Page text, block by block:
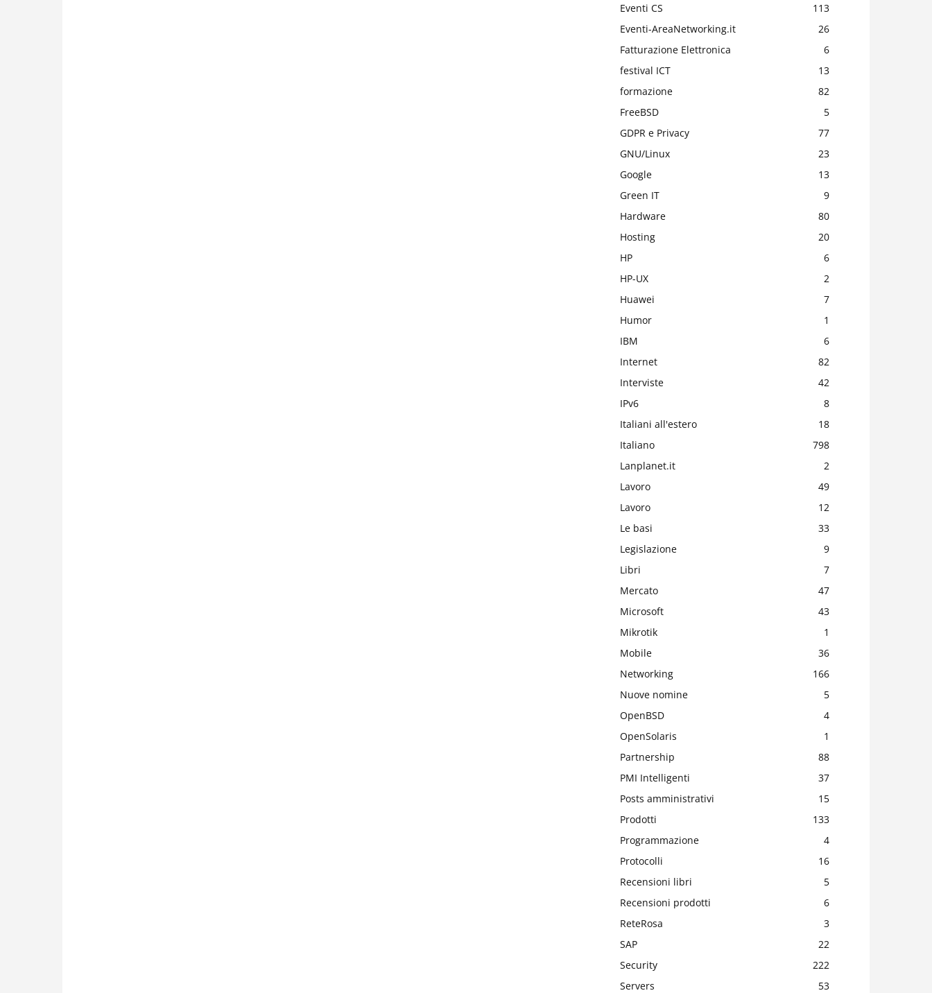
Eventi CS
113
Eventi-AreaNetworking.it
26
Fatturazione Elettronica
6
festival ICT
13
formazione
82
FreeBSD
5
GDPR e Privacy
77
GNU/Linux
23
Google
13
Green IT
9
Hardware
80
Hosting
20
HP
6
HP-UX
2
Huawei
7
Humor
1
IBM
6
Internet
82
Interviste
42
IPv6
8
Italiani all'estero
18
Italiano
798
Lanplanet.it
2
Lavoro
49
Lavoro
12
Le basi
33
Legislazione
9
Libri
7
Mercato
47
Microsoft
43
Mikrotik
1
Mobile
36
Networking
166
Nuove nomine
5
OpenBSD
4
OpenSolaris
1
Partnership
88
PMI Intelligenti
37
Posts amministrativi
15
Prodotti
133
Programmazione
4
Protocolli
16
Recensioni libri
5
Recensioni prodotti
6
ReteRosa
3
SAP
22
Security
222
Servers
53